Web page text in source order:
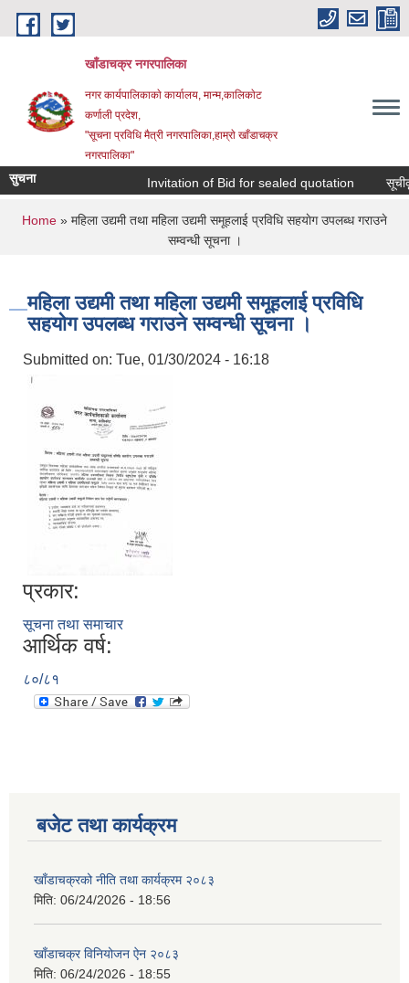
Skip to main content
खाँडाचक्र नगरपालिका
नगर कार्यपालिकाकाे कार्यालय, मान्म,कालिकाेट
क‍र्णाली प्रदेश,
"सूचना प्रविधि मैत्री नगरपालिका,हाम्राे खाँडाचक्र
नगरपालिका"
सुचना Invitation of Bid for sealed quotation
You are here
Home » महिला उद्यमी तथा महिला उद्यमी समूहलाई प्रविधि सहयाेग उपलब्ध गराउने
सम्वन्धी सूचना ।
महिला उद्यमी तथा महिला उद्यमी समूहलाई प्रविधि
सहयाेग उपलब्ध गराउने सम्वन्धी सूचना ।
Submitted on: Tue, 01/30/2024 - 16:18
प्रकार:
सूचना तथा समाचार
आर्थिक वर्ष:
८०/८१
बजेट तथा कार्यक्रम
खाँडाचक्रको नीति तथा कार्यक्रम २०८३
मिति: 06/24/2026 - 18:56
खाँडाचक्र विनियोजन ऐन २०८३
मिति: 06/24/2026 - 18:55